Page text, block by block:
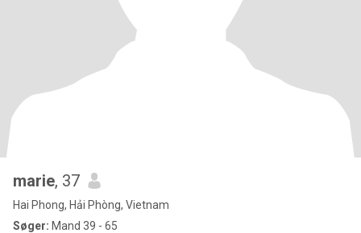
marie, 37
Hai Phong, Hải Phòng, Vietnam
Søger: Mand 39 - 65